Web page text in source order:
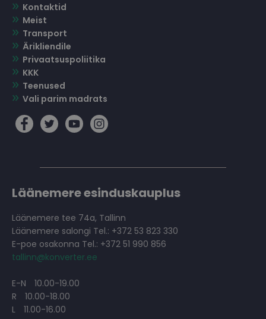
Kontaktid
Meist
Transport
Ärikliendile
Privaatsuspoliitika
KKK
Teenused
Vali parim madrats
Läänemere esinduskauplus
Läänemere tee 74a, Tallinn
Läänemere salongi Tel.: +372 53 823 330
E-poe osakonna Tel.: +372 51 990 856
tallinn@konverter.ee
E-N
10.00-19.00
R
10.00-18.00
L
11.00-16.00